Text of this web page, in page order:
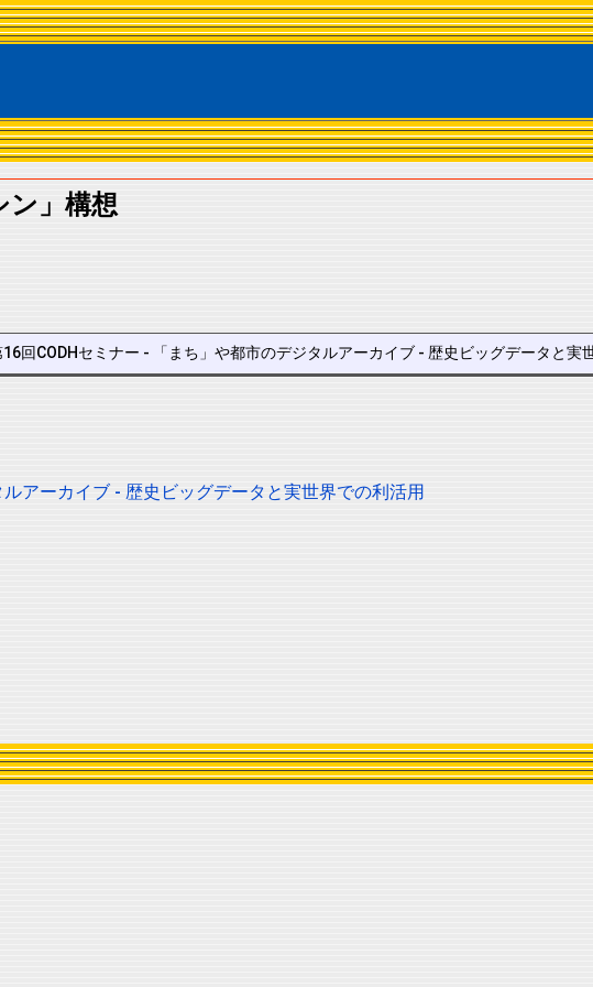
ン」構想
回CODHセミナー - 「まち」や都市のデジタルアーカイブ - 歴史ビッグデータと実
アーカイブ - 歴史ビッグデータと実世界での利活用